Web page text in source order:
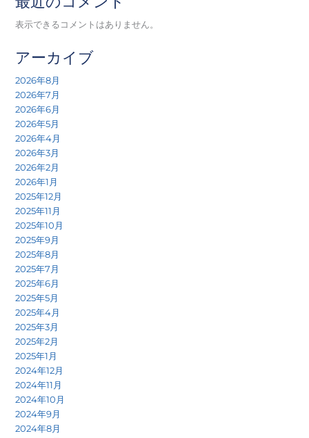
表示できるコメントはありません。
アーカイブ
2026年8月
2026年7月
2026年6月
2026年5月
2026年4月
2026年3月
2026年2月
2026年1月
2025年12月
2025年11月
2025年10月
2025年9月
2025年8月
2025年7月
2025年6月
2025年5月
2025年4月
2025年3月
2025年2月
2025年1月
2024年12月
2024年11月
2024年10月
2024年9月
2024年8月